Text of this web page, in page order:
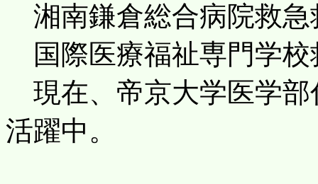
湘南鎌倉総合病院救急
国際医療福祉専門学校
現在、帝京大学医学部
活躍中。